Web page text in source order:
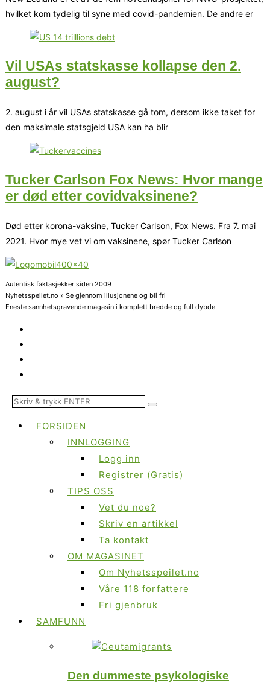
hvilket kom tydelig til syne med covid-pandemien. De andre er
Vil USAs statskasse kollapse den 2.
august?
2. august i år vil USAs statskasse gå tom, dersom ikke taket for
den maksimale statsgjeld USA kan ha blir
Tucker Carlson Fox News: Hvor mange
er død etter covidvaksinene?
Død etter korona-vaksine, Tucker Carlson, Fox News. Fra 7. mai
2021. Hvor mye vet vi om vaksinene, spør Tucker Carlson
Autentisk faktasjekker siden 2009
Nyhetsspeilet.no » Se gjennom illusjonene og bli fri
Eneste sannhetsgravende magasin i komplett bredde og full dybde
FORSIDEN
INNLOGGING
Logg inn
Registrer (Gratis)
TIPS OSS
Vet du noe?
Skriv en artikkel
Ta kontakt
OM MAGASINET
Om Nyhetsspeilet.no
Våre 118 forfattere
Fri gjenbruk
SAMFUNN
Den dummeste psykologiske